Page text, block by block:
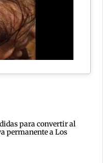
para convertir al
permanente a Los